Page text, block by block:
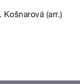
Košnarová (arr.)